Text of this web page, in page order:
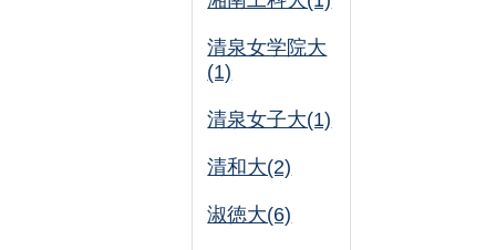
清泉女学院大
(1)
清泉女子大(1)
清和大(2)
淑徳大(6)